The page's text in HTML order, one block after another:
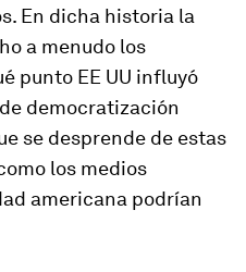
En dicha historia la
a menudo los
punto EE UU influyó
democratización
se desprende de estas
los medios
americana podrían